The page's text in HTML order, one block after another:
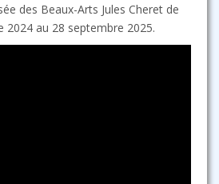
des Beaux-Arts Jules Cheret de
2024 au 28 septembre 2025.